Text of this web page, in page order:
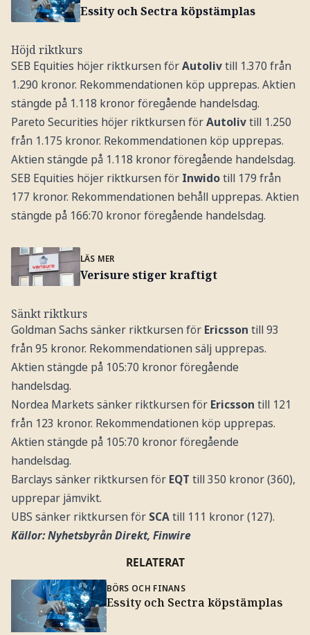
Essity och Sectra köpstämplas
Höjd riktkurs
SEB Equities höjer riktkursen förAutolivtill 1.370 från
1.290 kronor. Rekommendationen köp upprepas. Aktien
stängde på 1.118 kronor föregående handelsdag.
Pareto Securities höjer riktkursen förAutolivtill 1.250
från 1.175 kronor. Rekommendationen köp upprepas.
Aktien stängde på 1.118 kronor föregående handelsdag.
SEB Equities höjer riktkursen för Inwidotill 179 från
177 kronor. Rekommendationen behåll upprepas. Aktien
stängde på 166:70 kronor föregående handelsdag.
LÄS MER
Verisure stiger kraftigt
Sänkt riktkurs
Goldman Sachs sänker riktkursen för Ericsson till 93
från 95 kronor. Rekommendationen sälj upprepas.
Aktien stängde på 105:70 kronor föregående
handelsdag.
Nordea Markets sänker riktkursen för Ericsson till 121
från 123 kronor. Rekommendationen köp upprepas.
Aktien stängde på 105:70 kronor föregående
handelsdag.
Barclays sänker riktkursen för EQT till 350 kronor (360),
upprepar jämvikt.
UBS sänker riktkursen för SCAtill 111 kronor (127).
Källor: Nyhetsbyrån Direkt, Finwire
RELATERAT
BÖRS OCH FINANS
Essity och Sectra köpstämplas